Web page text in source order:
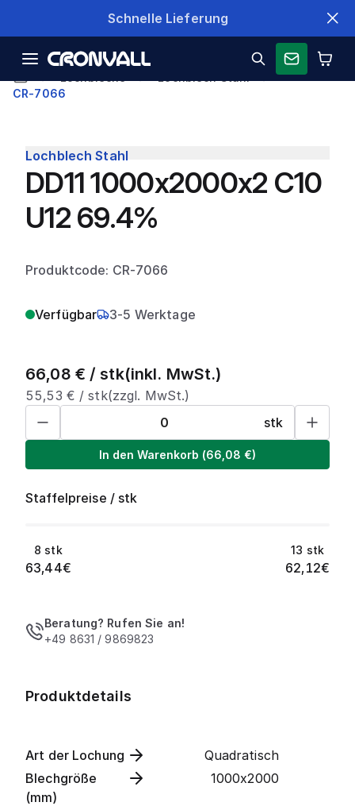
Schnelle Lieferung
CR-7066
Lochblech Stahl
DD11 1000x2000x2 C10
U12 69.4%
Produktcode: CR-7066
Verfügbar 3-5 Werktage
66,08 € / stk(inkl. MwSt.)
55,53 € /stk(zzgl. MwSt.)
stk
In den Warenkorb (66,08 €)
Staffelpreise / stk
8 stk
63,44€
13 stk
62,12€
Beratung? Rufen Sie an!
+49 8631 / 9869823
Produktdetails
Art der Lochung
Quadratisch
Blechgröße
(mm)
1000x2000